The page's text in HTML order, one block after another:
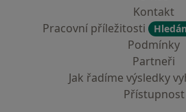
Kontakt
Pracovní příležitosti
Podmínky
Partneři
Jak řadíme výsledky
Přístupnost